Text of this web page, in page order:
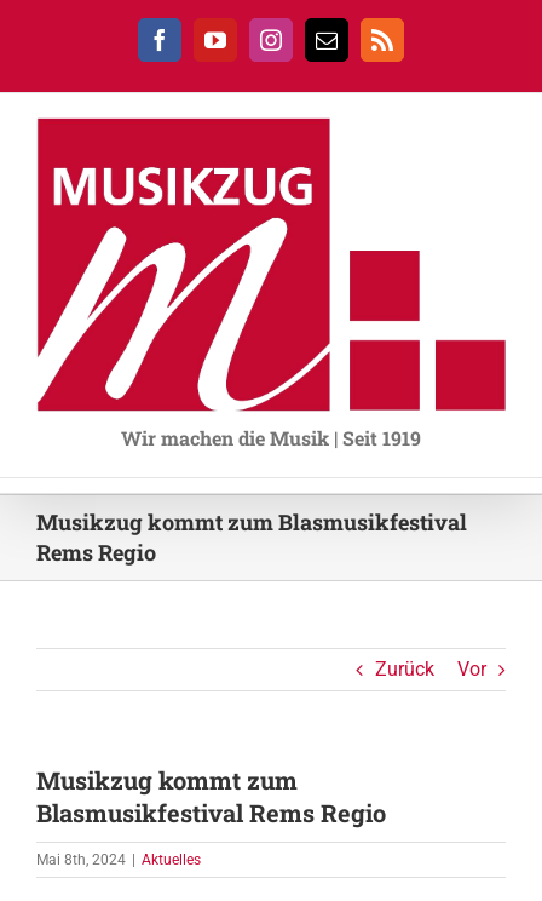
FacebookYouTubeInstagram
E-
Rss
Wir machen die Musik | Seit 1919
Musikzug kommt zum Blasmusikfestival
Rems Regio
Zurück Vor
Musikzug kommt zum
Blasmusikfestival Rems Regio
Mai 8th, 2024 | Aktuelles